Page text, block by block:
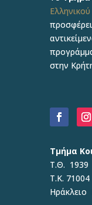
στην
Τμήμα
Τ.Θ. 1939
Τ.Κ. 71004
Ηράκλειο